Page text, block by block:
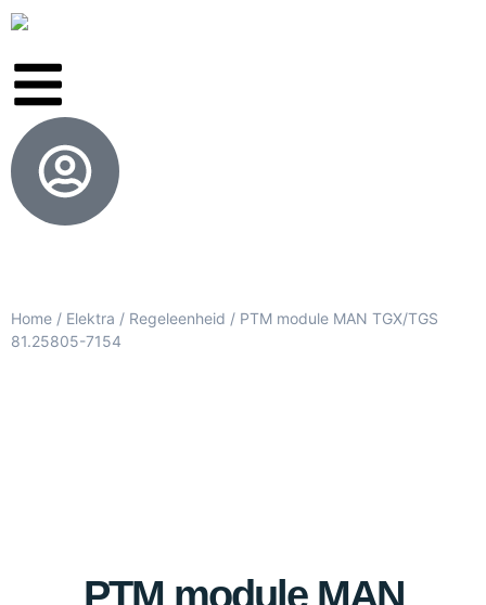
Home / Elektra / Regeleenheid / PTM module MAN TGX/TGS
81.25805-7154
PTM module MAN